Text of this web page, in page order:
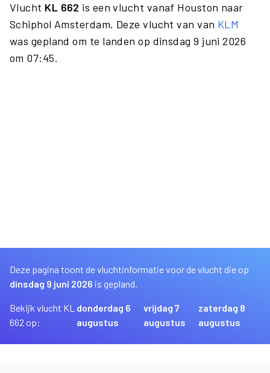
Vlucht KL 662 is een vlucht vanaf Houston naar
Schiphol Amsterdam. Deze vlucht van van KLM
was gepland om te landen op dinsdag 9 juni 2026
om 07:45.
Deze pagina toont de vluchtinformatie voor de vlucht die op
dinsdag 9 juni 2026 is gepland.
Bekijk vlucht KL
662 op:
donderdag 6
augustus
vrijdag 7
augustus
zaterdag 8
augustus